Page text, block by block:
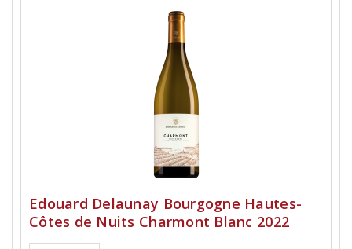
Edouard Delaunay Bourgogne Hautes-
Côtes de Nuits Charmont Blanc 2022